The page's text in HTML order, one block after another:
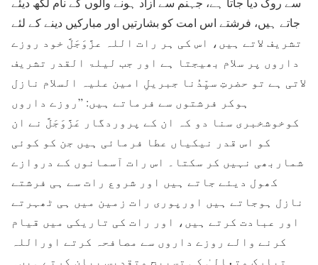
جاتے ہیں، فرشتے اس امت کو بشارتیں اور مبارکیں دینے کے لئے
تشریف لاتے ہیں، اس کی ہر رات اللہ عزَّوَجَلَّ خود روزے
داروں پر سلام بھیجتا ہے اور جب لیلۃ القدر تشریف
لاتی ہے تو حضرتِ سیِّدُنا جبریلِ امین علیہ السلام نازل
ہوکر فرشتوں سے فرماتے ہیں: ”روزے داروں
کوخوشخبری سنا دو کہ ان کے پروردگار عَزَّوَجَلَّ نے ان
کو اس قدر نیکیاں عطا فرمائی ہیں جن کو کوئی
شماربھی نہیں کر سکتا۔ اس رات آسمانوں کے دروازے
کھول دیئے جاتے ہیں اور شروع رات سے ہی فرشتے
نازل ہوجاتے ہیں اورپوری رات زمین میں ہی ٹھہرتے
اور عبادت کرتے ہیں، اور رات کی تاریکی میں قیام
کرنے والے روزے داروں سے مصافحہ کرتے اوراللہ
تبارک وتعالیٰ کی تسبیح وتقدیس بیان کرتے ہیں۔